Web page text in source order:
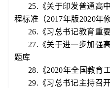
25. 《关于印发普通高
程标准（2017年版2020年
26. 《习总书记教育重
27. 《关于进一步加强
题库
28. 《2020年全国教育
29. 《习总书记主持召